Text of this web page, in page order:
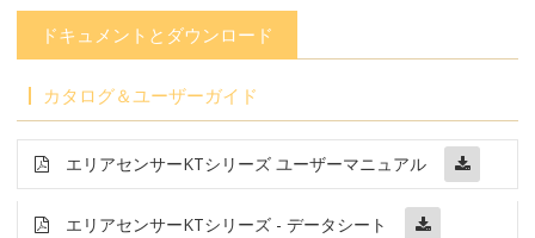
ドキュメントとダウンロード
カタログ＆ユーザーガイド
エリアセンサーKTシリーズ ユーザーマニュアル
エリアセンサーKTシリーズ - データシート